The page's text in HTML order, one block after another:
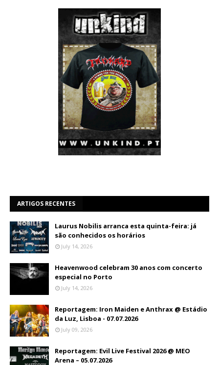
ARTIGOS RECENTES
Laurus Nobilis arranca esta quinta-feira: já
são conhecidos os horários
July 14, 2026
Heavenwood celebram 30 anos com concerto
especial no Porto
July 14, 2026
Reportagem: Iron Maiden e Anthrax @ Estádio
da Luz, Lisboa - 07.07.2026
July 09, 2026
Reportagem: Evil Live Festival 2026 @ MEO
Arena – 05.07.2026